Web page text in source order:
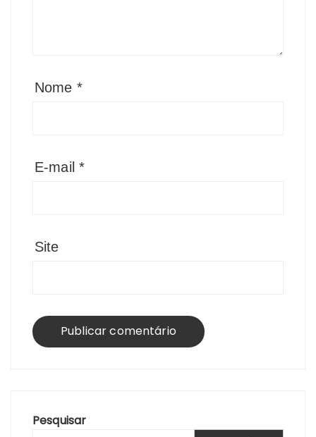
Nome *
E-mail*
Site
Pesquisar